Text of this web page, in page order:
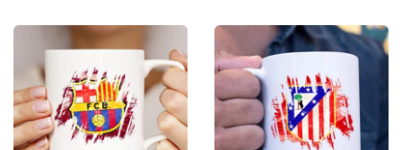
product
page
multiple
variants.
The
options